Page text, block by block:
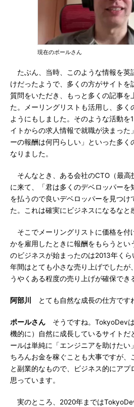
現在のポールさん
たぶん、当時、このような情報を英
けだったようで、多くの方がサイトを
質問をいただき、もっと多くの記事を
た。メーリングリストも活用し、多く
ようにもしました。そのような活動を
イトからの求人情報で就職が決まった
ーの報酬は何円らしい」といった多く
なりました。
そんなとき、ある会社のCTO（最高
に来て、「君は多くのデベロッパーを
を払うので良いデベロッパーを見つけ
た。これは確実にビジネスになるなと
そこでメーリングリストに価格を付
かを雇用したときに報酬をもらうとい
のビジネスが始まったのは2013年く
年間はとても小さな売り上げでしたが
うやくある程度の売り上げが確保でき
阿部川 とても自然な成長の仕方です
ポールさん そうですね。TokyoDev
機的に）自然に成長しているサイトだ
ールは単純に「エンジニアを助けたい
ちろんお金を稼ぐことも大事ですが、
と副業的なもので、ビジネス的にアプ
思っています。
実のところ、2020年までは